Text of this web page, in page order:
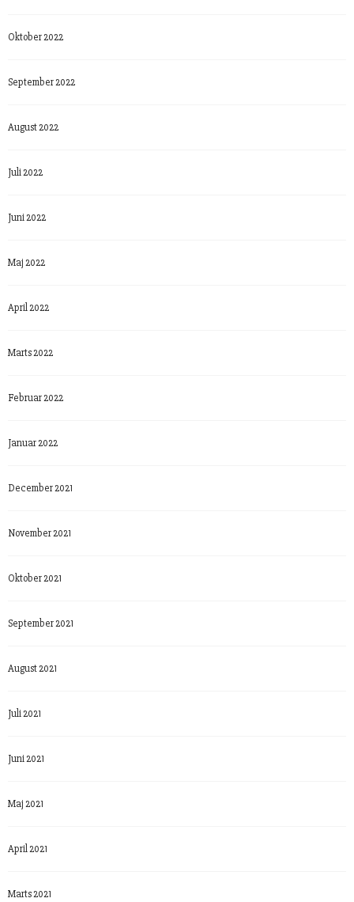
Oktober 2022
September 2022
August 2022
Juli 2022
Juni 2022
Maj 2022
April 2022
Marts 2022
Februar 2022
Januar 2022
December 2021
November 2021
Oktober 2021
September 2021
August 2021
Juli 2021
Juni 2021
Maj 2021
April 2021
Marts 2021